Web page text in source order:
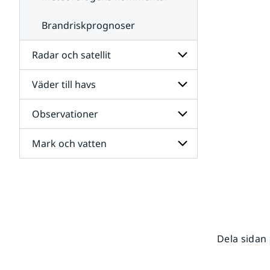
Brandriskprognoser
Radar och satellit
Undersidor
för
Radar
och
satellit
Väder till havs
Undersidor
för
Väder
till
havs
Observationer
Undersidor
för
Mark och vatten
Dela sidan